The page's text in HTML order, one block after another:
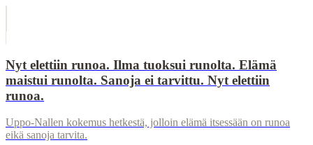
Nyt elettiin runoa. Ilma tuoksui runolta. Elämä
maistui runolta. Sanoja ei tarvittu. Nyt elettiin
runoa.
Uppo-Nallen kokemus hetkestä, jolloin elämä itsessään on runoa
eikä sanoja tarvita.